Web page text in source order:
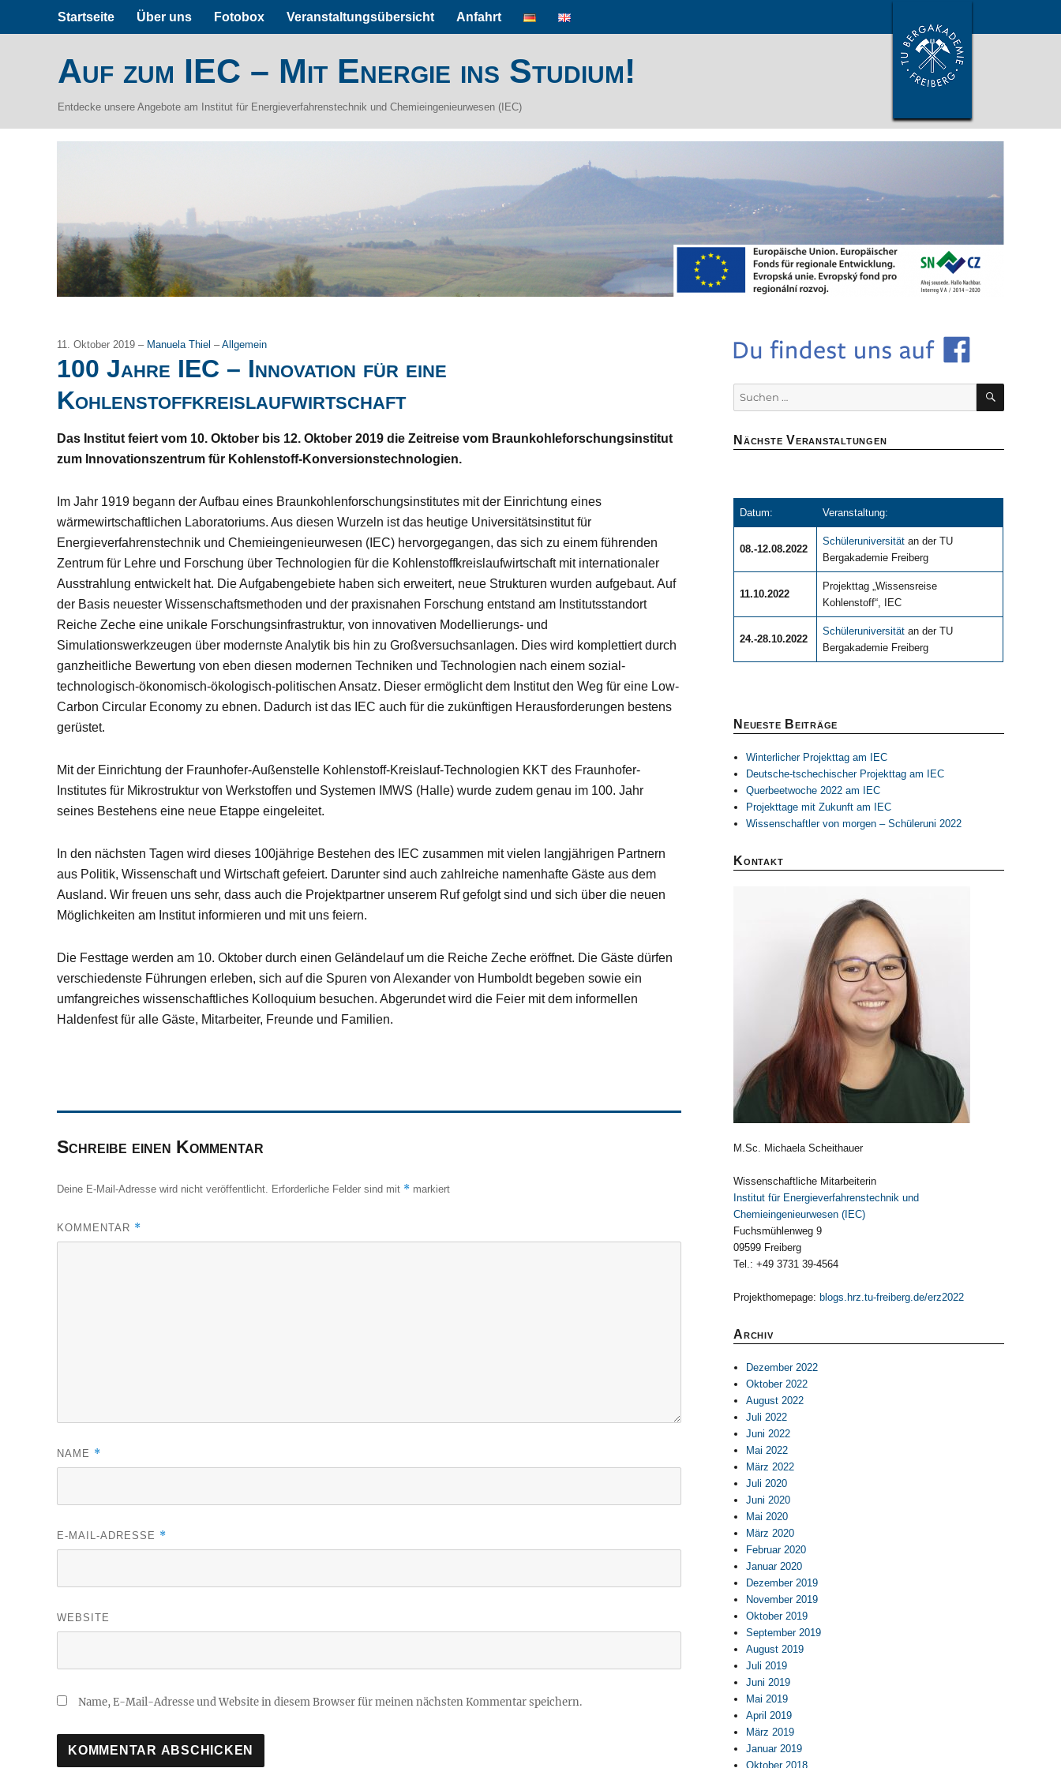
Startseite Über uns Fotobox Veranstaltungsübersicht Anfahrt
Auf zum IEC – Mit Energie ins Studium!
Entdecke unsere Angebote am Institut für Energieverfahrenstechnik und Chemieingenieurwesen (IEC)
11. Oktober 2019 – Manuela Thiel –Allgemein
100 Jahre IEC – Innovation für eine
Kohlenstoffkreislaufwirtschaft
Das Institut feiert vom 10. Oktober bis 12. Oktober 2019 die Zeitreise vom Braunkohleforschungsinstitut
zum Innovationszentrum für Kohlenstoff-Konversionstechnologien.
Im Jahr 1919 begann der Aufbau eines Braunkohlenforschungsinstitutes mit der Einrichtung eines
wärmewirtschaftlichen Laboratoriums. Aus diesen Wurzeln ist das heutige Universitätsinstitut für
Energieverfahrenstechnik und Chemieingenieurwesen (IEC) hervorgegangen, das sich zu einem führenden
Zentrum für Lehre und Forschung über Technologien für die Kohlenstoffkreislaufwirtschaft mit internationaler
Ausstrahlung entwickelt hat. Die Aufgabengebiete haben sich erweitert, neue Strukturen wurden aufgebaut. Auf
der Basis neuester Wissenschaftsmethoden und der praxisnahen Forschung entstand am Institutsstandort
Reiche Zeche eine unikale Forschungsinfrastruktur, von innovativen Modellierungs- und
Simulationswerkzeugen über modernste Analytik bis hin zu Großversuchsanlagen. Dies wird komplettiert durch
ganzheitliche Bewertung von eben diesen modernen Techniken und Technologien nach einem sozial-
technologisch-ökonomisch-ökologisch-politischen Ansatz. Dieser ermöglicht dem Institut den Weg für eine Low-
Carbon Circular Economy zu ebnen. Dadurch ist das IEC auch für die zukünftigen Herausforderungen bestens
gerüstet.
Mit der Einrichtung der Fraunhofer-Außenstelle Kohlenstoff-Kreislauf-Technologien KKT des Fraunhofer-
Institutes für Mikrostruktur von Werkstoffen und Systemen IMWS (Halle) wurde zudem genau im 100. Jahr
seines Bestehens eine neue Etappe eingeleitet.
In den nächsten Tagen wird dieses 100jährige Bestehen des IEC zusammen mit vielen langjährigen Partnern
aus Politik, Wissenschaft und Wirtschaft gefeiert. Darunter sind auch zahlreiche namenhafte Gäste aus dem
Ausland. Wir freuen uns sehr, dass auch die Projektpartner unserem Ruf gefolgt sind und sich über die neuen
Möglichkeiten am Institut informieren und mit uns feiern.
Die Festtage werden am 10. Oktober durch einen Geländelauf um die Reiche Zeche eröffnet. Die Gäste dürfen
verschiedenste Führungen erleben, sich auf die Spuren von Alexander von Humboldt begeben sowie ein
umfangreiches wissenschaftliches Kolloquium besuchen. Abgerundet wird die Feier mit dem informellen
Haldenfest für alle Gäste, Mitarbeiter, Freunde und Familien.
Schreibe einen Kommentar
Deine E-Mail-Adresse wird nicht veröffentlicht. Erforderliche Felder sind mit * markiert
KOMMENTAR *
NAME *
E-MAIL-ADRESSE *
WEBSITE
Name, E-Mail-Adresse und Website in diesem Browser für meinen nächsten Kommentar speichern.
Suchen
SUCHEN
Nächste Veranstaltungen
Datum: Veranstaltung:
08.-12.08.2022
Schüleruniversitätan der TU
Bergakademie Freiberg
11.10.2022
Projekttag „Wissensreise
Kohlenstoff“, IEC
24.-28.10.2022
Schüleruniversitätan der TU
Bergakademie Freiberg
Neueste Beiträge
Winterlicher Projekttag am IEC
Deutsche-tschechischer Projekttag am IEC
Querbeetwoche 2022 am IEC
Projekttage mit Zukunft am IEC
Wissenschaftler von morgen – Schüleruni 2022
Kontakt
M.Sc. Michaela Scheithauer
Wissenschaftliche Mitarbeiterin
Institut für Energieverfahrenstechnik und
Chemieingenieurwesen (IEC)
Fuchsmühlenweg 9
09599 Freiberg
Tel.: +49 3731 39-4564
Projekthomepage:blogs.hrz.tu-freiberg.de/erz2022
Archiv
Dezember 2022
Oktober 2022
August 2022
Juli 2022
Juni 2022
Mai 2022
März 2022
Juli 2020
Juni 2020
Mai 2020
März 2020
Februar 2020
Januar 2020
Dezember 2019
November 2019
Oktober 2019
September 2019
August 2019
Juli 2019
Juni 2019
Mai 2019
April 2019
März 2019
Januar 2019
Oktober 2018